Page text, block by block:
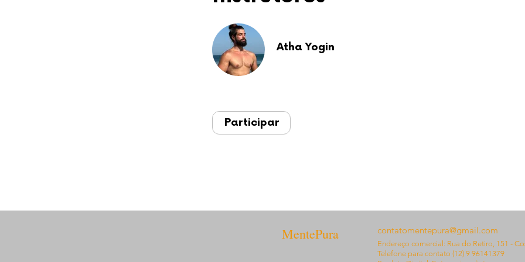
Atha Yogin
Participar
MentePura contatomentepura@gmail.com
Endereço comercial: Rua do Retiro, 151 -
Telefone para contato (12) 9 96141379